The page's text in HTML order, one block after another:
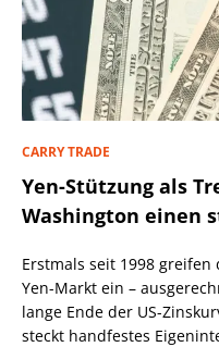
CARRY TRADE
Yen-Stützung als
Washington einen
Erstmals seit 1998 greifen
Yen-Markt ein –
lange Ende der US-
steckt handfestes